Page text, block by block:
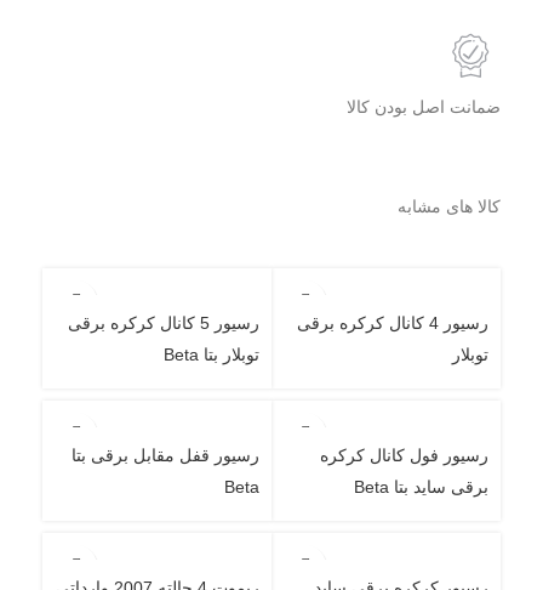
ضمانت اصل بودن کالا
کالا های مشابه
رسیور 4 کانال کرکره برقی
توبلار
رسیور 5 کانال کرکره برقی
توبلار بتا Beta
رسیور فول کانال کرکره
برقی ساید بتا Beta
رسیور قفل مقابل برقی بتا
Beta